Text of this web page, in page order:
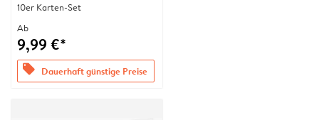
10er Karten-Set
Ab
9,99 €*
offers Dauerhaft günstige Preise